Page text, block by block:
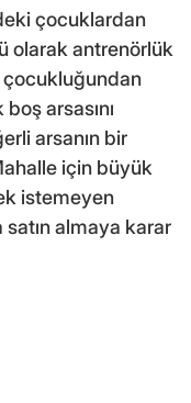
çocuklardan
olarak antrenörlük
çocukluğundan
arsasını
arsanın bir
için büyük
istemeyen
satın almaya karar